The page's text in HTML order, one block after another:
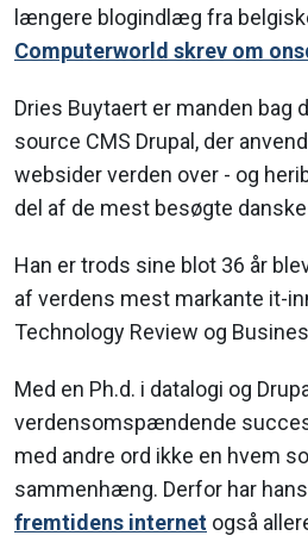
længere blogindlæg fra
Computerworld skrev om
Dries Buytaert er manden bag
source CMS Drupal, der
websider verden over - og
del af de mest besøgte
Han er trods sine blot 36 år
af verdens mest markante it-
Technology Review og
Med en Ph.d. i datalogi og
verdensomspændende
med andre ord ikke en hvem
sammenhæng. Derfor har hans
fremtidens internet også